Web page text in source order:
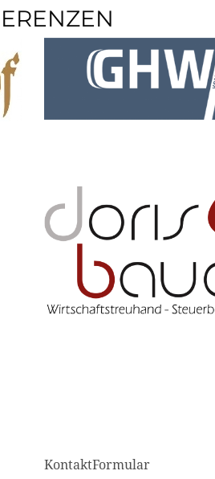
KontaktFormular